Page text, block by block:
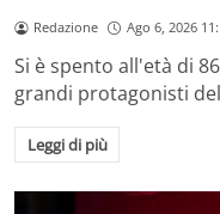
Redazione Ago 6, 2026
Si è spento all'età di
grandi protagonisti
Leggi di più